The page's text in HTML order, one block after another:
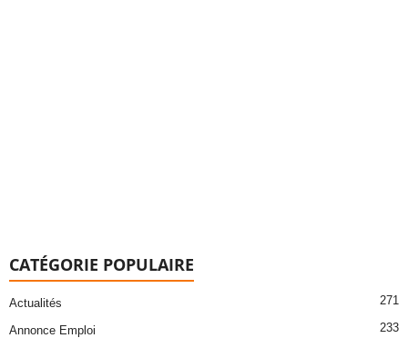
CATÉGORIE POPULAIRE
Actualités 271
Annonce Emploi 233